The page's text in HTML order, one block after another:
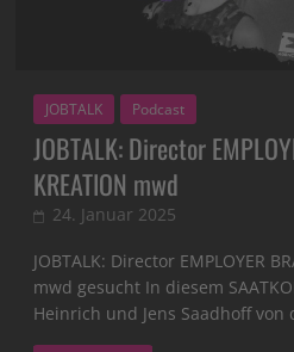
JOBTALK Podcast
JOBTALK: Director
KREATION mwd
24. Januar 2025
JOBTALK: Director EMPLOYER
mwd gesucht In diesem
Heinrich und Jens Saadhoff von